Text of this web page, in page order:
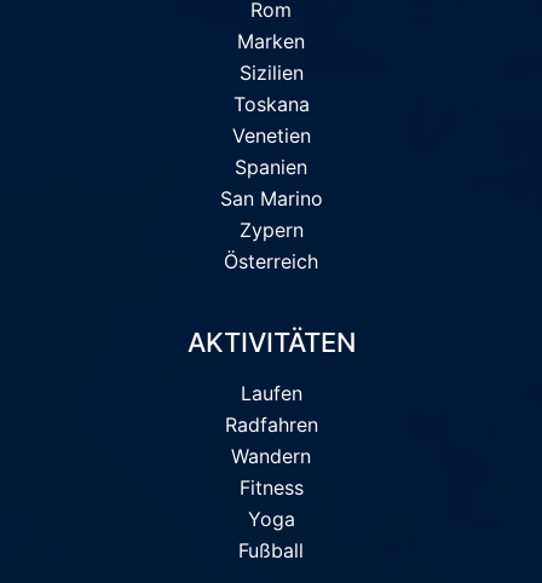
Rom
Marken
Sizilien
Toskana
Venetien
Spanien
San Marino
Zypern
Österreich
AKTIVITÄTEN
Laufen
Radfahren
Wandern
Fitness
Yoga
Fußball